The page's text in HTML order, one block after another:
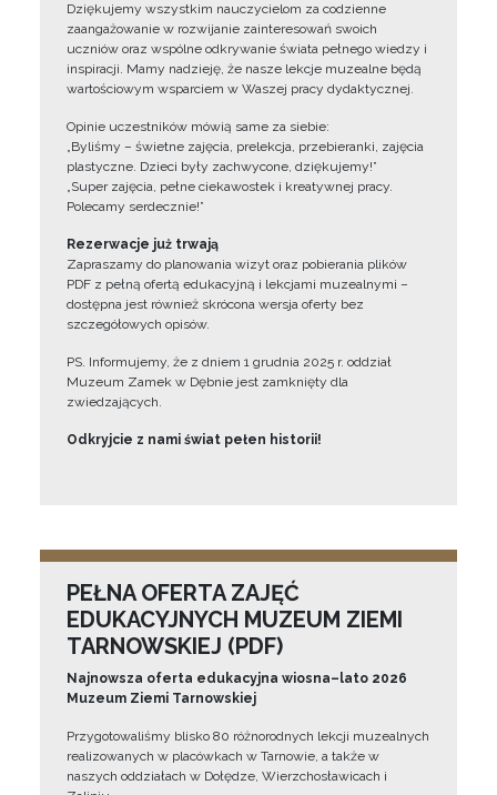
Dziękujemy wszystkim nauczycielom za codzienne
zaangażowanie w rozwijanie zainteresowań swoich
uczniów oraz wspólne odkrywanie świata pełnego wiedzy i
inspiracji. Mamy nadzieję, że nasze lekcje muzealne będą
wartościowym wsparciem w Waszej pracy dydaktycznej.
Opinie uczestników mówią same za siebie:
„Byliśmy – świetne zajęcia, prelekcja, przebieranki, zajęcia
plastyczne. Dzieci były zachwycone, dziękujemy!”
„Super zajęcia, pełne ciekawostek i kreatywnej pracy.
Polecamy serdecznie!”
Rezerwacje już trwają
Zapraszamy do planowania wizyt oraz pobierania plików
PDF z pełną ofertą edukacyjną i lekcjami muzealnymi –
dostępna jest również skrócona wersja oferty bez
szczegółowych opisów.
PS. Informujemy, że z dniem 1 grudnia 2025 r. oddział
Muzeum Zamek w Dębnie jest zamknięty dla
zwiedzających.
Odkryjcie z nami świat pełen historii!
PEŁNA OFERTA ZAJĘĆ
EDUKACYJNYCH MUZEUM ZIEMI
TARNOWSKIEJ (PDF)
Najnowsza oferta edukacyjna wiosna–lato 2026
Muzeum Ziemi Tarnowskiej
Przygotowaliśmy blisko 80 różnorodnych lekcji muzealnych
realizowanych w placówkach w Tarnowie, a także w
naszych oddziałach w Dołędze, Wierzchosławicach i